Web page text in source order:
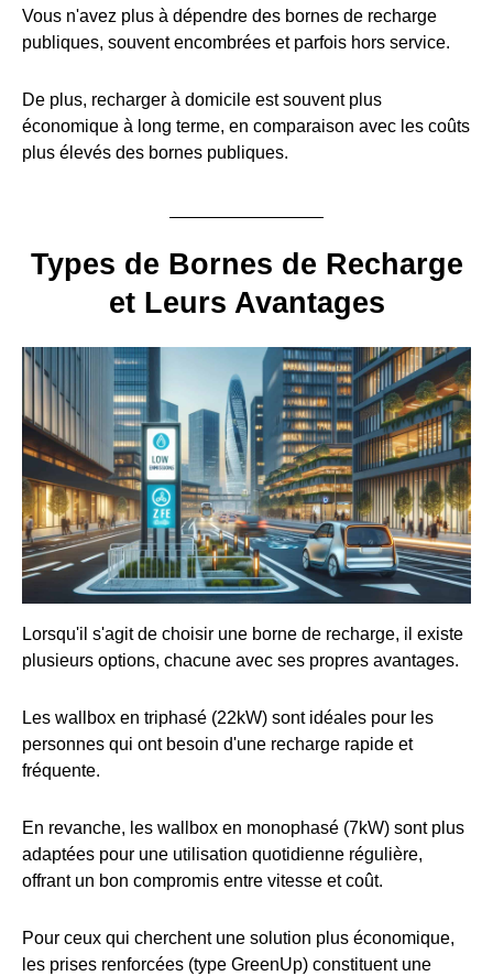
Vous n'avez plus à dépendre des bornes de recharge
publiques, souvent encombrées et parfois hors service.
De plus, recharger à domicile est souvent plus
économique à long terme, en comparaison avec les coûts
plus élevés des bornes publiques.
Types de Bornes de Recharge
et Leurs Avantages
Lorsqu'il s'agit de choisir une borne de recharge, il existe
plusieurs options, chacune avec ses propres avantages.
Les wallbox en triphasé (22kW) sont idéales pour les
personnes qui ont besoin d'une recharge rapide et
fréquente.
En revanche, les wallbox en monophasé (7kW) sont plus
adaptées pour une utilisation quotidienne régulière,
offrant un bon compromis entre vitesse et coût.
Pour ceux qui cherchent une solution plus économique,
les prises renforcées (type GreenUp) constituent une